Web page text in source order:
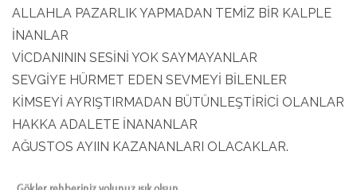
ALLAHLA PAZARLIK YAPMADAN TEMİZ BİR KALPLE
İNANLAR
VİCDANININ SESİNİ YOK SAYMAYANLAR
SEVGİYE HÜRMET EDEN SEVMEYİ BİLENLER
KİMSEYİ AYRIŞTIRMADAN BÜTÜNLEŞTİRİCİ OLANLAR
HAKKA ADALETE İNANANLAR
AĞUSTOS AYIIN KAZANANLARI OLACAKLAR.